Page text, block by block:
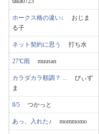
ホークス格の違い↓ おじま
る子
ネット契約に思う 打ち水
27℃雨 muusan
カラダカラ順調？ ... ぴぃず
ま
8/5 つかっと
あっ、入れた♪ mommomo